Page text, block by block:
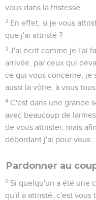
vous dans la tristesse.
2 En effet, si je vous
que j'ai attristé ?
3 J'ai écrit comme je l'ai
arrivée, par ceux qui
ce qui vous concerne, je
aussi la vôtre, à vous tous.
4 C'est dans une grande
avec beaucoup de
de vous attrister, mais
débordant j'ai pour vous.
Pardonner au
5 Si quelqu'un a été une
qu'il a attristé, c'est vous